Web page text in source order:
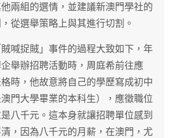
兩組的選情，並建議新澳門學社的
從選舉策略上與其進行切割。
喊捉賊」事件的過程大致如下，年
舉辦招聘活動時，周庭希前往應
時，他故意將自己的學歷寫成初中
門大學畢業的本科生），應徵職位
八千元。這本身就讓招聘單位感到
，因為八千元的月薪，在澳門，尤